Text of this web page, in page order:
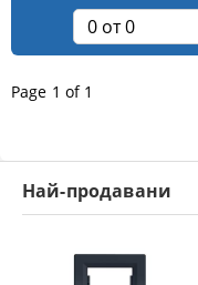
Page 1 of 1
Най-продавани